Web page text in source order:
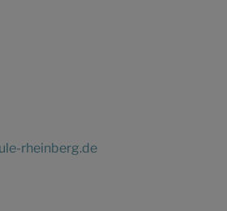
rheinberg.de